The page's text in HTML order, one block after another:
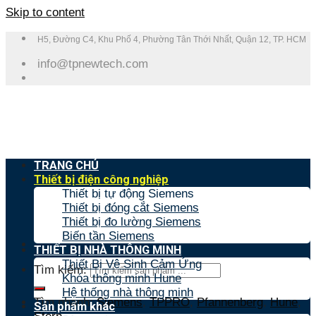
Skip to content
H5, Đường C4, Khu Phố 4, Phường Tân Thới Nhất, Quận 12, TP. HCM
info@tpnewtech.com
Tìm kiếm:
Tìm nhanh:Siemens,TPPRO,Pfannenberg,Hune,
TRANG CHỦ
Thiết bị điện công nghiệp
Thiết bị tự động Siemens
Thiết bị đóng cắt Siemens
Thiết bị đo lường Siemens
Biến tần Siemens
THIẾT BỊ NHÀ THÔNG MINH
Thiết Bị Vệ Sinh Cảm Ứng
Khóa thông minh Hune
Hệ thống nhà thông minh
Sản phẩm khác